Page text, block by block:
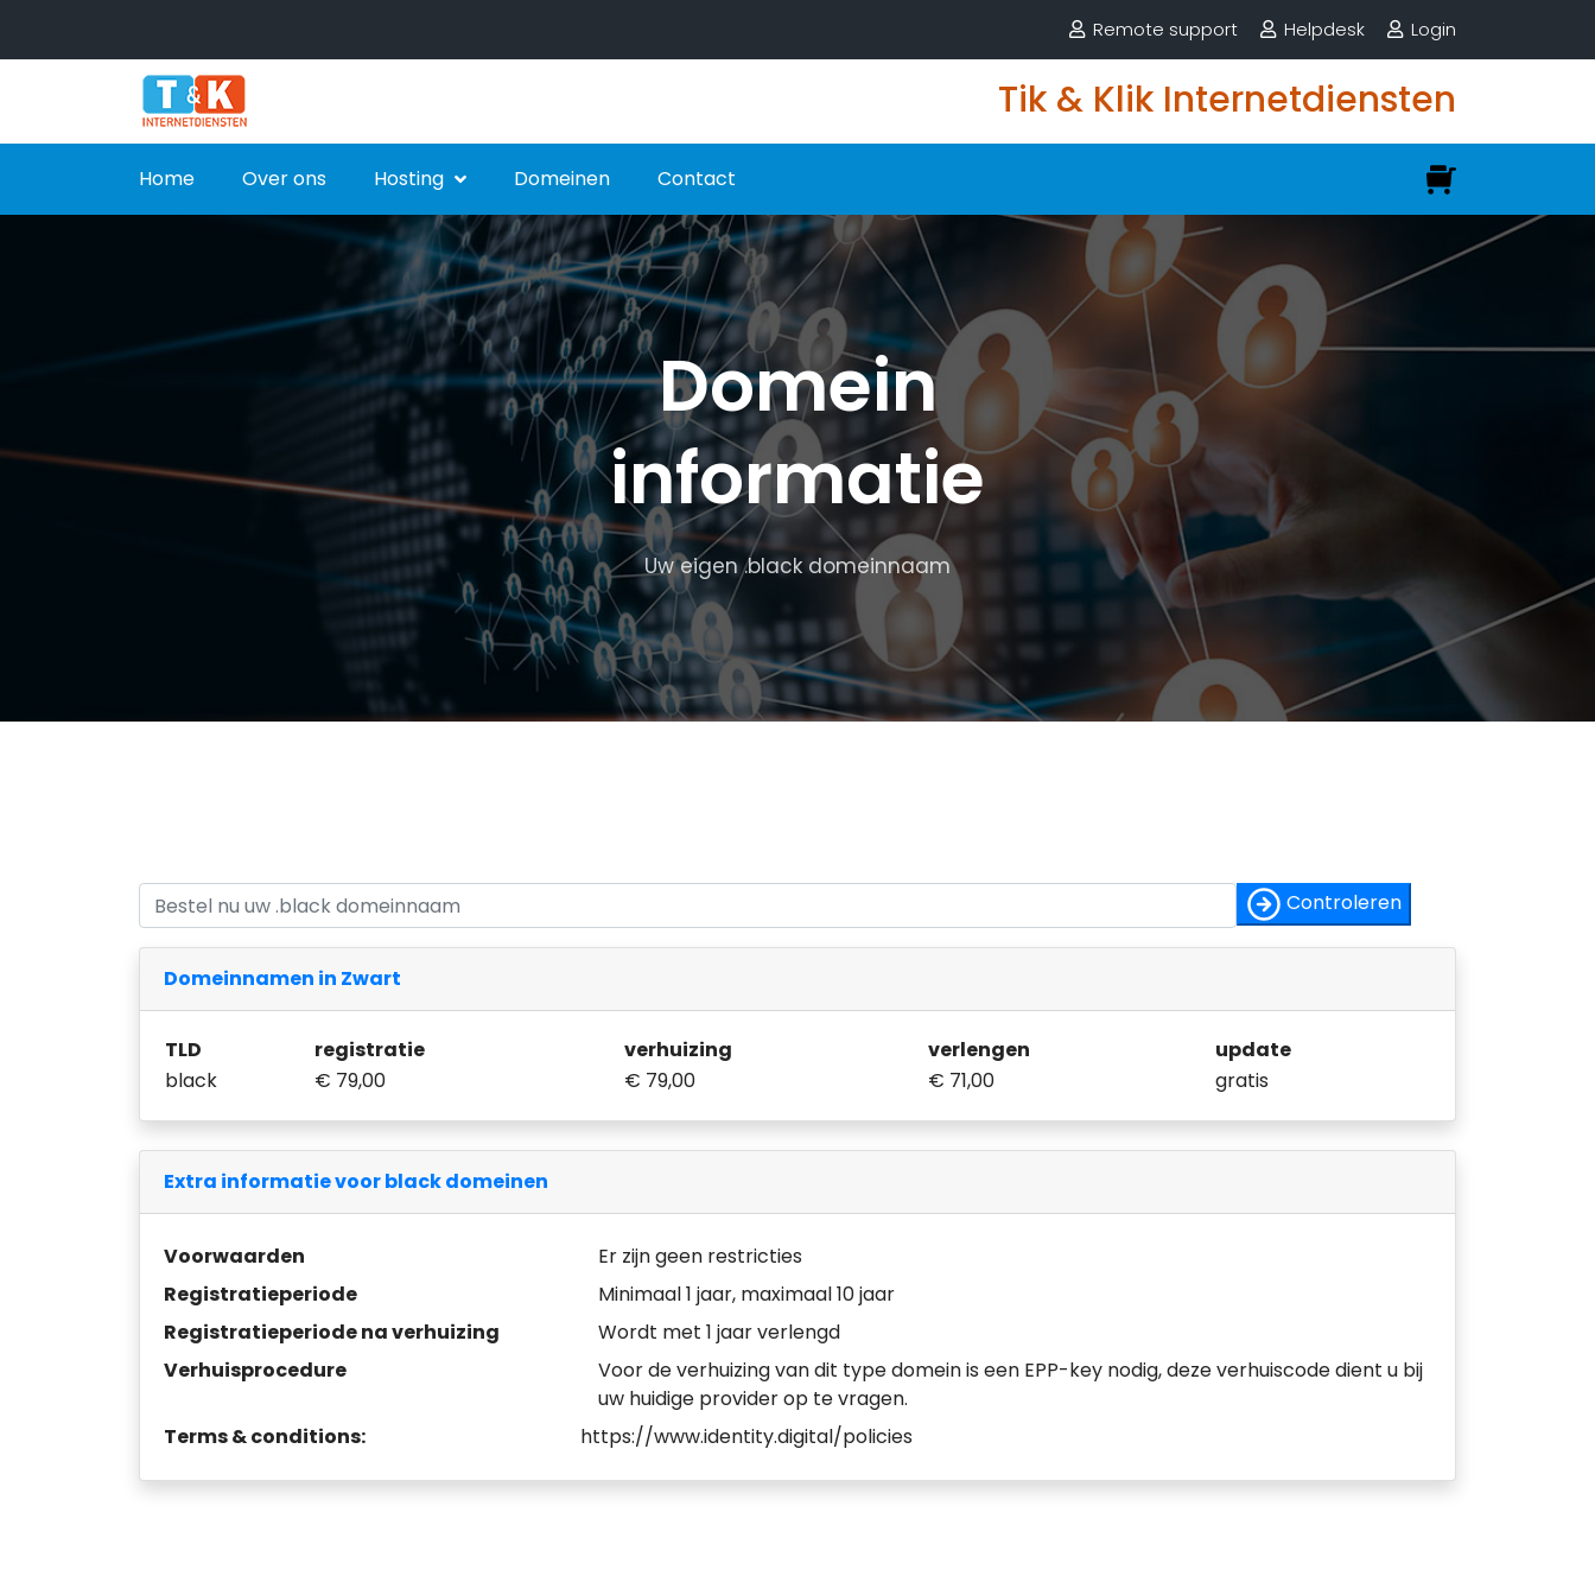
Remote support Helpdesk Login
Tik & Klik Internetdiensten
Home Over ons Hosting Domeinen Contact
Domein
informatie
Uw eigen .black domeinnaam
Controleren
Domeinnamen in Zwart
TLD registratie verhuizing verlengen
update
black
€ 79,00 € 79,00 € 71,00 gratis
Extra informatie voor black domeinen
Voorwaarden
Er zijn geen restricties
Registratieperiode
Minimaal 1 jaar, maximaal 10 jaar
Registratieperiode na verhuizing
Wordt met 1 jaar verlengd
Verhuisprocedure
Voor de verhuizing van dit type domein is een EPP-key nodig, deze verhuiscode dient u bij
uw huidige provider op te vragen.
Terms & conditions:
https://www.identity.digital/policies